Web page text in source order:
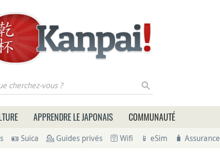
vous ?
APPRENDRE LE JAPONAIS COMMUNAUTÉ
🪪 Suica 💁 Guides privés 🛜 Wifi 📱 eSim 🧳 Assurance